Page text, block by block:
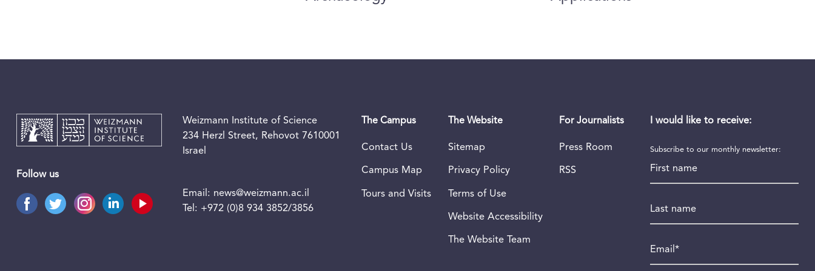
Follow us
Weizmann Institute of Science
234 Herzl Street, Rehovot 7610001
Israel
Email: news@weizmann.ac.il
Tel: +972 (0)8 934 3852/3856
The Campus
Contact Us
Campus Map
Tours and Visits
The Website
Sitemap
Privacy Policy
Terms of Use
Website Accessibility
The Website Team
For Journalists
Press Room
RSS
I would like to receive:
Subscribe to our monthly newsletter: